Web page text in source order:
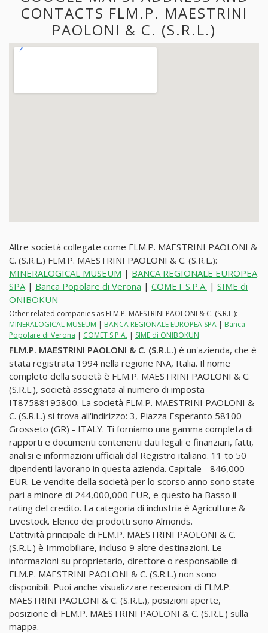
CONTACTS FLM.P. MAESTRINI
PAOLONI & C. (S.R.L.)
Altre società collegate come FLM.P. MAESTRINI PAOLONI &
C. (S.R.L.) FLM.P. MAESTRINI PAOLONI & C. (S.R.L.):
MINERALOGICAL MUSEUM | BANCA REGIONALE EUROPEA
SPA| Banca Popolare di Verona | COMET S.P.A. | SIME di
ONIBOKUN
Other related companies as FLM.P. MAESTRINI PAOLONI & C. (S.R.L.):
MINERALOGICAL MUSEUM | BANCA REGIONALE EUROPEA SPA | Banca
Popolare di Verona | COMET S.P.A. | SIME di ONIBOKUN
FLM.P. MAESTRINI PAOLONI & C. (S.R.L.) è un'azienda, che è
stata registrata 1994 nella regione N\A, Italia. Il nome
completo della società è FLM.P. MAESTRINI PAOLONI & C.
(S.R.L.), società assegnata al numero di imposta
IT87588195800. La società FLM.P. MAESTRINI PAOLONI &
C. (S.R.L.) si trova all'indirizzo: 3, Piazza Esperanto 58100
Grosseto (GR) - ITALY. Ti forniamo una gamma completa di
rapporti e documenti contenenti dati legali e finanziari, fatti,
analisi e informazioni ufficiali dal Registro italiano. 11 to 50
dipendenti lavorano in questa azienda. Capitale - 846,000
EUR. Le vendite della società per lo scorso anno sono state
pari a minore di 244,000,000 EUR, e questo ha Basso il
rating del credito. La categoria di industria è Agriculture &
Livestock. Elenco dei prodotti sono Almonds.
L'attività principale di FLM.P. MAESTRINI PAOLONI & C.
(S.R.L.) è Immobiliare, incluso 9 altre destinazioni. Le
informazioni su proprietario, direttore o responsabile di
FLM.P. MAESTRINI PAOLONI & C. (S.R.L.) non sono
disponibili. Puoi anche visualizzare recensioni di FLM.P.
MAESTRINI PAOLONI & C. (S.R.L.), posizioni aperte,
posizione di FLM.P. MAESTRINI PAOLONI & C. (S.R.L.) sulla
mappa.